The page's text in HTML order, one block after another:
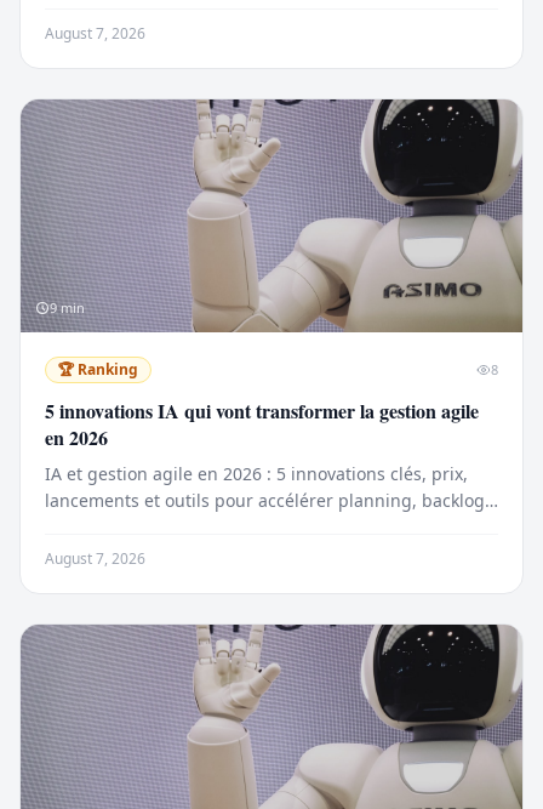
August 7, 2026
9 min
🏆 Ranking 8
5 innovations IA qui vont transformer la gestion agile
en 2026
IA et gestion agile en 2026 : 5 innovations clés, prix,
lancements et outils pour accélérer planning, backlog
August 7, 2026